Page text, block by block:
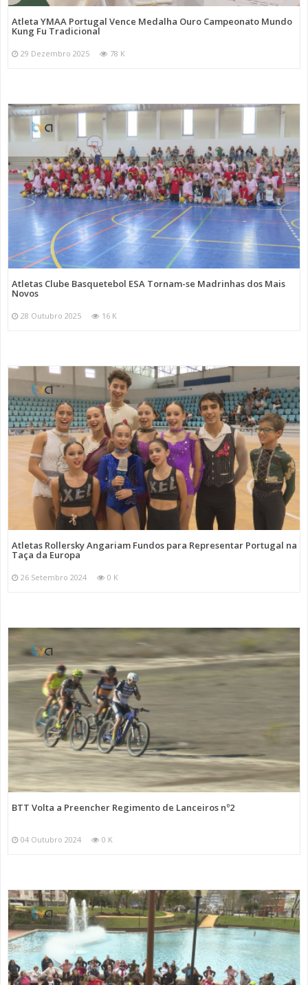
Atleta YMAA Portugal Vence Medalha Ouro Campeonato Mundo
Kung Fu Tradicional
29 Dezembro 2025 78 K
Atletas Clube Basquetebol ESA Tornam-se Madrinhas dos Mais
Novos
28 Outubro 2025 16 K
Atletas Rollersky Angariam Fundos para Representar Portugal na
Taça da Europa
26 Setembro 2024 0 K
BTT Volta a Preencher Regimento de Lanceiros nº2
04 Outubro 2024 0 K